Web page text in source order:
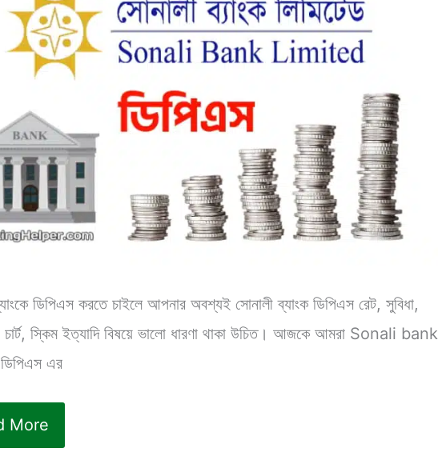
ডিপিএস করতে চাইলে আপনার অবশ্যই সোনালী ব্যাংক ডিপিএস রেট, সুবিধা,
চার্ট, স্কিম ইত্যাদি বিষয়ে ভালো ধারণা থাকা উচিত। আজকে আমরা Sonali bank
এর
More